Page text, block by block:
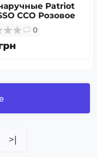
Patriot
ССО Розовое
+ Коробка
0
>|